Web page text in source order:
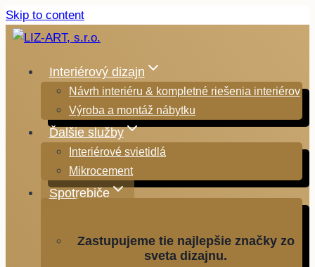
Skip to content
Interiérový dizajn
Návrh interiéru & kompletné riešenia interiérov
Výroba a montáž nábytku
Ďalšie služby
Interiérové svietidlá
Mikrocement
Spotrebiče
Zastupujeme tie najlepšie značky zo
sveta dizajnu.